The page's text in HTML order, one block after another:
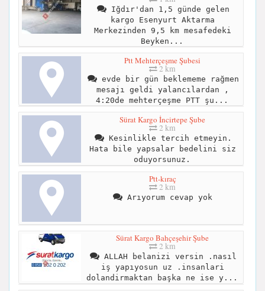
Iğdır'dan 1,5 günde gelen
kargo Esenyurt Aktarma
Merkezinden 9,5 km mesafedeki
Beyken...
Ptt Mehterçeşme Şubesi
2 km
evde bir gün beklememe rağmen
mesajı geldi yalancılardan ,
4:20de mehterçeşme PTT şu...
Sürat Kargo İncirtepe Şube
2 km
Kesinlikle tercih etmeyin.
Hata bile yapsalar bedelini siz
oduyorsunuz.
Ptt-kıraç
2 km
Arıyorum cevap yok
Sürat Kargo Bahçeşehir Şube
2 km
ALLAH belanizi versin .nasıl
iş yapıyosun uz .insanlari
dolandirmaktan başka ne ise y...